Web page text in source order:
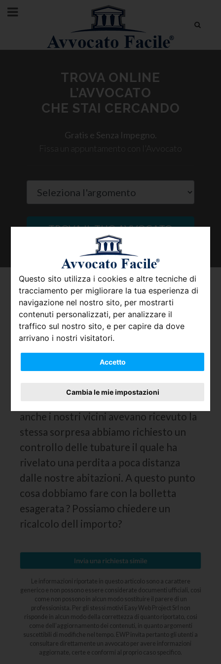
Questo sito utilizza i cookies e altre tecniche di
tracciamento per migliorare la tua esperienza di
navigazione nel nostro sito, per mostrarti
contenuti personalizzati, per analizzare il
traffico sul nostro sito, e per capire da dove
arrivano i nostri visitatori.
Accetto
Cambia le mie impostazioni
TROVA ONLINE
L’AVVOCATO
CHE STAI CERCANDO
Gratis e Senza Impegno.
Fissa un appuntamento con l'Avvocato
TROVA IL TUO AVVOCATO
Rincari nelle bollette
dovuti a perdite: ecco cosa
fare
Il mese scorso mi è arrivata una bolletta
dell acqua dall importo spropositato
anche i nostri vicini avevano ricevuto la
stessa sorpresa abbiamo richiesto un
controllo delle tubature il quale ha
rivelato una perdita a poca distanza
dalle nostre abitazioni. A questo punto
cosa dobbiamo fare con la bolletta
esagerata ? Possiamo chiedere un
ricalcolo dell importo?
Le informazioni riportate in questo articolo sono a carattere
generico e non possono essere considerate documenti ufficiali, così
come non possono in alcun modo sostituire il parere di un
professionista. Per gli stessi motivi Easy Web Project Srl non
risponde in alcun modo della correttezza di quanto riportato, così
come dell’aggiornamento dei contenuti, in quanto argomenti
suscettibili di modifiche nel tempo. EWP invita pertanto gli utenti a
consultare direttamente un avvocato per avere informazioni
aggiornate, certe e conformi al proprio caso specifico.